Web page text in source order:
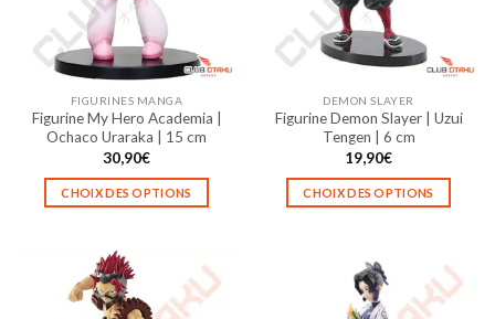
FIGURINES MANGA
Figurine My Hero Academia |
Ochaco Uraraka | 15 cm
30,90€
CHOIX DES OPTIONS
a
plusieurs
variations.
DEMON SLAYER
Figurine Demon Slayer | Uzui
Tengen | 6 cm
19,90€
CHOIX DES OPTIONS
a
plusieurs
variations.